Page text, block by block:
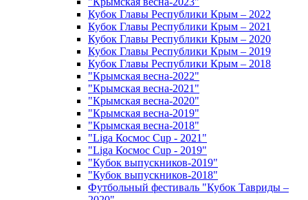
Кубок Главы Республики Крым – 2022
Кубок Главы Республики Крым – 2021
Кубок Главы Республики Крым – 2020
Кубок Главы Республики Крым – 2019
Кубок Главы Республики Крым – 2018
"Крымская весна-2022"
"Крымская весна-2021"
"Крымская весна-2020"
"Крымская весна-2019"
"Крымская весна-2018"
"Liga Космос Cup - 2021"
"Liga Космос Cup - 2019"
"Кубок выпускников-2019"
"Кубок выпускников-2018"
Футбольный фестиваль "Кубок Тавриды –